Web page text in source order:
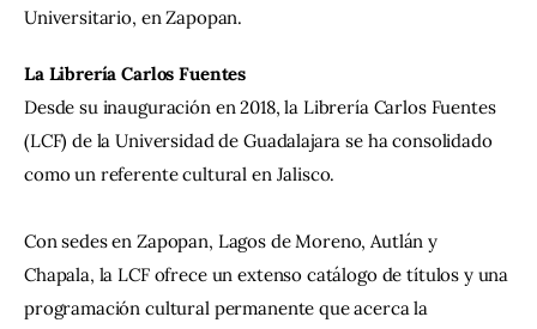
Universitario, en Zapopan.
La Librería Carlos Fuentes
Desde su inauguración en 2018, la Librería Carlos Fuentes
(LCF) de la Universidad de Guadalajara se ha consolidado
como un referente cultural en Jalisco.
Con sedes en Zapopan, Lagos de Moreno, Autlán y
Chapala, la LCF ofrece un extenso catálogo de títulos y una
programación cultural permanente que acerca la